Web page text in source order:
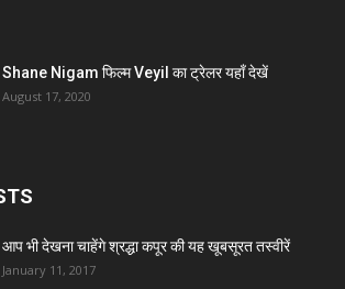
Shane Nigam फिल्म Veyil का ट्रेलर यहाँ देखें
August 17, 2020
आप भी देखना चाहेंगे श्रद्धा कपूर की यह खूबसूरत तस्वीरें
January 11, 2017